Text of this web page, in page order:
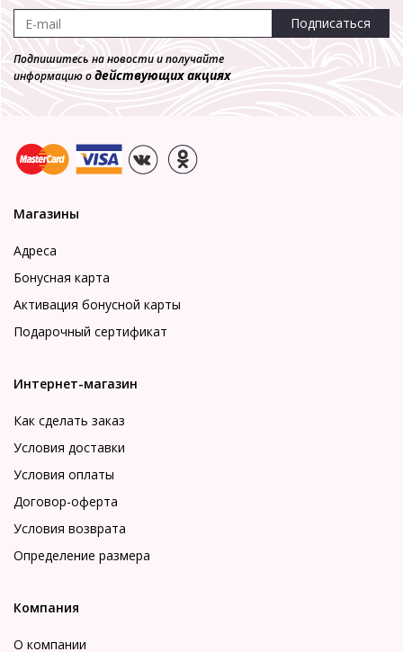
Подписаться
Подпишитесь на новости и получайте
информацию одействующих акциях
Магазины
Адреса
Бонусная карта
Активация бонусной карты
Подарочный сертификат
Интернет-магазин
Как сделать заказ
Условия доставки
Условия оплаты
Договор-оферта
Условия возврата
Определение размера
Компания
О компании